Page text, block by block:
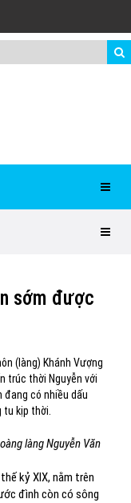
sớm được
(làng) Khánh Vượng
trúc thời Nguyễn với
đang có nhiều dấu
kịp thời.
làng Nguyễn Văn
kỷ XIX, nằm trên
đình còn có sông